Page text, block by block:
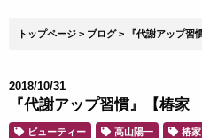
トップページ ブログ 『代謝アップ習
2018/10/31
『代謝アップ習慣』【椿家
ビューティー 高山陽一 椿家